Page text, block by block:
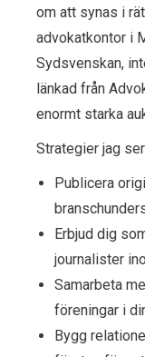
om att synas i
advokatkontor i
Sydsvenskan,
länkad från
enormt starka
Strategier jag
Publicera
Erbjud dig
journalister
Samarbeta
föreningar i
Bygg